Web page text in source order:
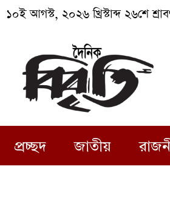
১০ই আগস্ট, ২০২৬ খ্রিস্টাব্দ ২৬শে
প্রচ্ছদ জাতীয়